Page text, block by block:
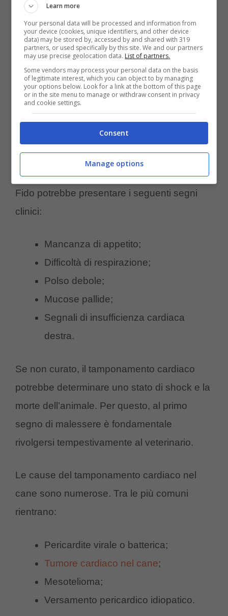
Sfortunatamente, i sintomi di questa
patologia risultano poco precisi e ascrivibili a
numerose patologie. Ciò rende la malattia
molto difficile da essere individuata
tempestivamente.
Tra le manifestazioni più frequenti, infatti,
rientrano semplicementestanchezzaed
eventuali svenimenti. Inoltre, in alcuni casi
Fido potrebbe presentare i seguenti segni
clinici:
Mancanza di appetito;
Difficoltà di respirazione;
Polso debole;
Mucose pallide;
Segnali di insufficienza cardiaca
destra.
Se non curato, il tamponamento cardiaco
potrebbe determinare uno stato di shock e la
morte dell’animale. Per questo, al primo
segno di malessere è fondamentale
rivolgersi tempestivamente al veterinario.
Le cause del tamponamento cardiaco nel
cane sono numerose. Tra le più comuni
rientrano:
Pericardite virale o batterica;
Tumore cardiaco nel cane;
Mesotelioma;
Versamento pericardico idiopatico.
Learn more
Your personal data will be processed and information from
your device (cookies, unique identifiers, and other device
data) may be stored by, accessed by and shared with 319
partners, or used specifically by this site. We and our partners
may use precise geolocation data. List of partners.
Some vendors may process your personal data on the basis
of legitimate interest, which you can object to by managing
your options below. Look for a link at the bottom of this page
or in the site menu to manage or withdraw consent in privacy
and cookie settings.
Consent
Manage options